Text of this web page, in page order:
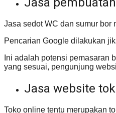
Jasa sedot WC dan sumur bor
Pencarian Google dilakukan
Ini adalah potensi pemasaran
yang sesuai, pengunjung
Jasa website
Toko online tentu merupakan